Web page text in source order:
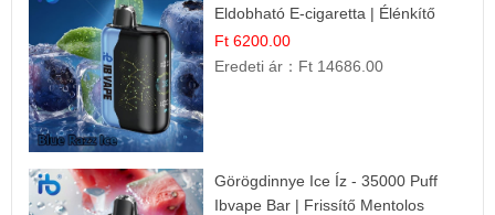
Eldobható E-cigaretta | Élénkítő
Gyümölcsös Frissesség!
Ft 6200.00
Eredeti ár： Ft 14686.00
Görögdinnye Ice Íz - 35000 Puff
Ibvape Bar | Frissítő Mentolos